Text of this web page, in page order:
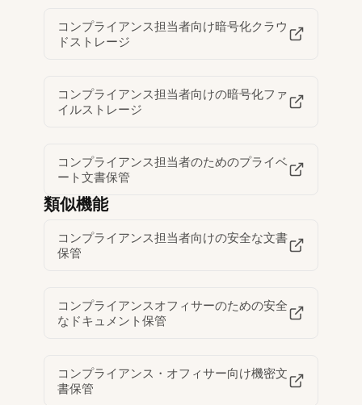
コンプライアンス担当者向け暗号化クラウ
ドストレージ
コンプライアンス担当者向けの暗号化ファ
イルストレージ
コンプライアンス担当者のためのプライベ
ート文書保管
類似機能
コンプライアンス担当者向けの安全な文書
保管
コンプライアンスオフィサーのための安全
なドキュメント保管
コンプライアンス・オフィサー向け機密文
書保管